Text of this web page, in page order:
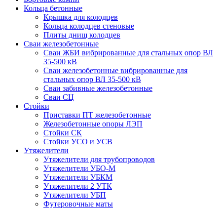
Кольца бетонные
Крышка для колодцев
Кольца колодцев стеновые
Плиты днищ колодцев
Сваи железобетонные
Сваи ЖБИ вибрированные для стальных опор ВЛ
35-500 кВ
Сваи железобетонные вибрированные для
стальных опор ВЛ 35-500 кВ
Сваи забивные железобетонные
Сваи СЦ
Стойки
Приставки ПТ железобетонные
Железобетонные опоры ЛЭП
Стойки СК
Стойки УСО и УСВ
Утяжелители
Утяжелители для трубопроводов
Утяжелители УБО-М
Утяжелители УБКМ
Утяжелители 2 УТК
Утяжелители УБП
Футеровочные маты